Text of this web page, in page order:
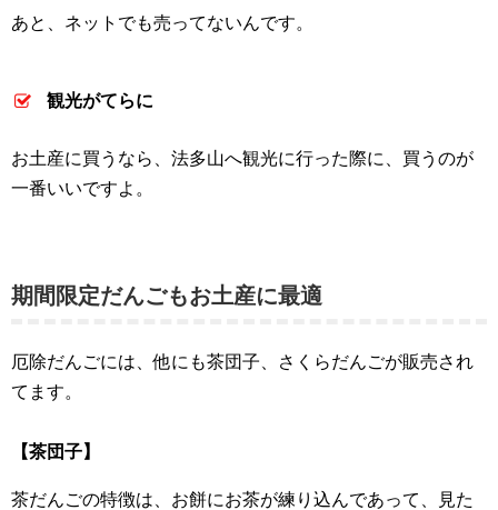
あと、ネットでも売ってないんです。
観光がてらに
お土産に買うなら、法多山へ観光に行った際に、買うのが
一番いいですよ。
期間限定だんごもお土産に最適
厄除だんごには、他にも茶団子、さくらだんごが販売され
てます。
【茶団子】
茶だんごの特徴は、お餅にお茶が練り込んであって、見た